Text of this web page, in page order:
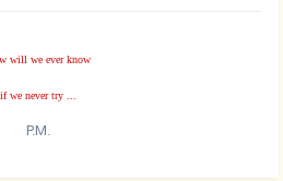
will we ever know
if we never try ...
P.M.